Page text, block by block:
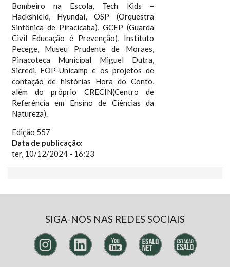
Bombeiro na Escola, Tech Kids –
Hackshield, Hyundai, OSP (Orquestra
Sinfônica de Piracicaba), GCEP (Guarda
Civil Educação é Prevenção), Instituto
Pecege, Museu Prudente de Moraes,
Pinacoteca Municipal Miguel Dutra,
Sicredi, FOP-Unicamp e os projetos de
contação de histórias Hora do Conto,
além do próprio CRECIN(Centro de
Referência em Ensino de Ciências da
Natureza).
Edição 557
Data de publicação:
ter, 10/12/2024 - 16:23
SIGA-NOS NAS REDES SOCIAIS